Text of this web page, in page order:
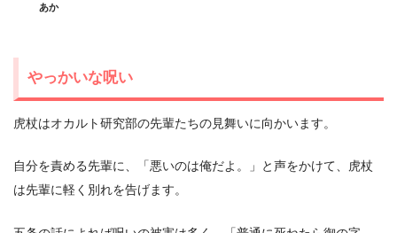
あか
やっかいな呪い
虎杖はオカルト研究部の先輩たちの見舞いに向かいます。
自分を責める先輩に、「悪いのは俺だよ。」と声をかけて、虎杖
は先輩に軽く別れを告げます。